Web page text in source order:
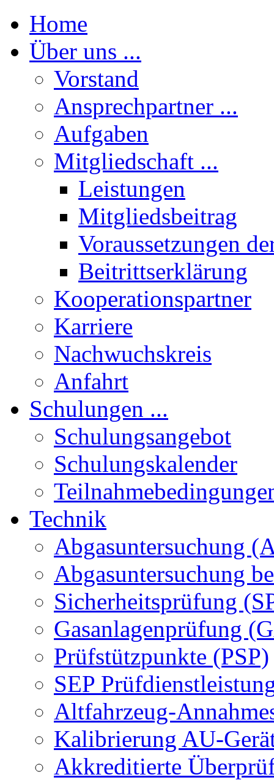
Home
Über uns ...
Vorstand
Ansprechpartner ...
Aufgaben
Mitgliedschaft ...
Leistungen
Mitgliedsbeitrag
Voraussetzungen
Beitrittserklärung
Kooperationspartner
Karriere
Nachwuchskreis
Anfahrt
Schulungen ...
Schulungsangebot
Schulungskalender
Technik
Abgasuntersuchung
Abgasuntersuchung
Sicherheitsprüfung
Gasanlagenprüfung
Prüfstützpunkte (PSP)
SEP
Altfahrzeug-
Kalibrierung AU-
Akkreditierte